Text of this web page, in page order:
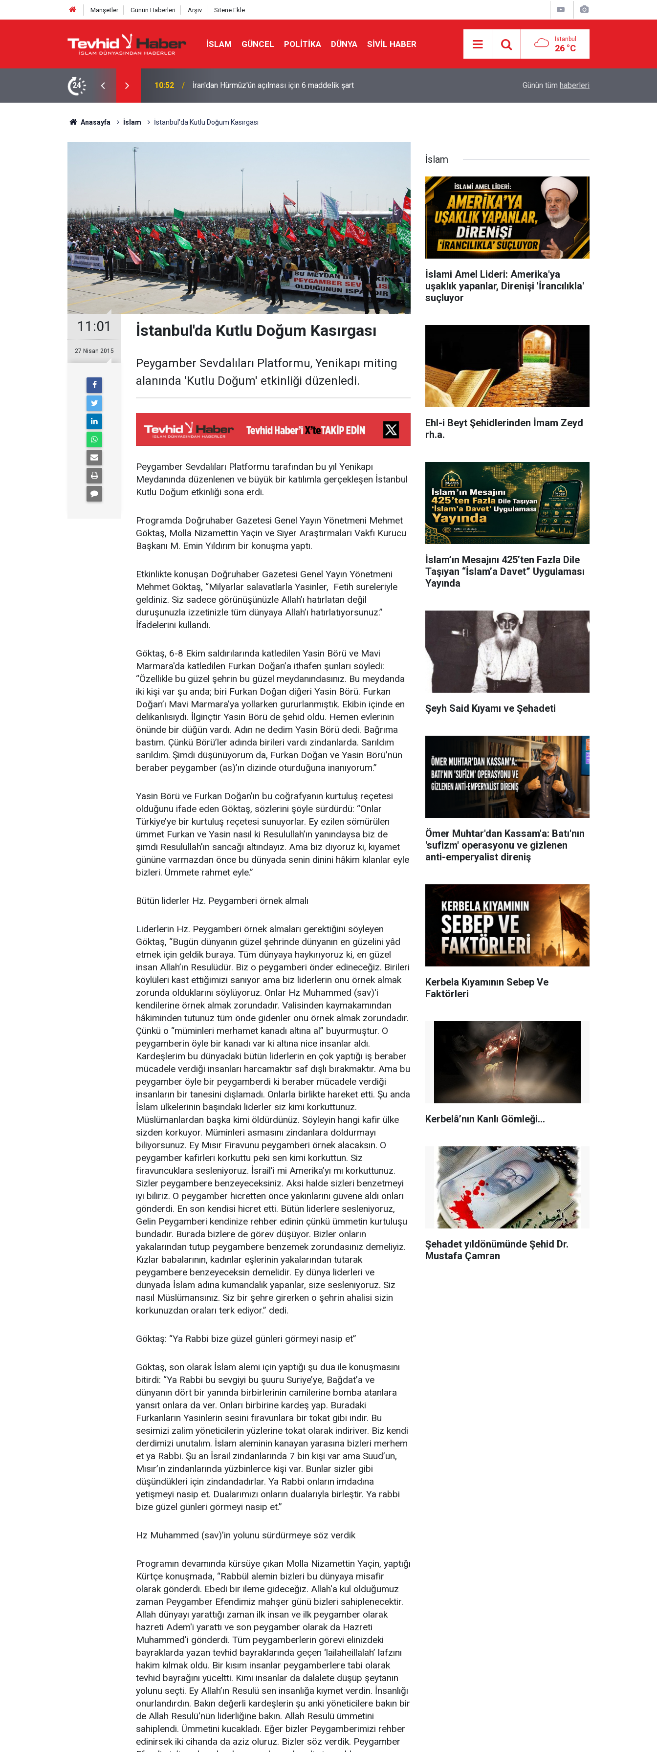
Manşetler Günün Haberleri Arşiv Sitene Ekle
İSLAM GÜNCEL POLITIKA DÜNYA SIVIL HABER İstanbul
26 °C
24 10:40 BATI ŞERİA’DA EŞ ZAMANLI BASKINLAR: EVLER VE ARAÇLAR HEDEFTE YEMEN GÜÇLERİ CİZAN’DAKİ ARAMCO
Günün tüm haberleri
Anasayfa İslam İstanbul'da Kutlu Doğum Kasırgası
11:01
27 Nisan 2015
İstanbul'da Kutlu Doğum Kasırgası
Peygamber Sevdalıları Platformu, Yenikapı miting
alanında 'Kutlu Doğum' etkinliği düzenledi.
Peygamber Sevdalıları Platformu tarafından bu yıl Yenikapı
Meydanında düzenlenen ve büyük bir katılımla gerçekleşen İstanbul
Kutlu Doğum etkinliği sona erdi.
Programda Doğruhaber Gazetesi Genel Yayın Yönetmeni Mehmet
Göktaş, Molla Nizamettin Yaçin ve Siyer Araştırmaları Vakfı Kurucu
Başkanı M. Emin Yıldırım bir konuşma yaptı.
Etkinlikte konuşan Doğruhaber Gazetesi Genel Yayın Yönetmeni
Mehmet Göktaş, “Milyarlar salavatlarla Yasinler, Fetih sureleriyle
geldiniz. Siz sadece görünüşünüzle Allah’ı hatırlatan değil
duruşunuzla izzetinizle tüm dünyaya Allah’ı hatırlatıyorsunuz.”
İfadelerini kullandı.
Göktaş, 6-8 Ekim saldırılarında katledilen Yasin Börü ve Mavi
Marmara'da katledilen Furkan Doğan’a ithafen şunları söyledi:
“Özellikle bu güzel şehrin bu güzel meydanındasınız. Bu meydanda
iki kişi var şu anda; biri Furkan Doğan diğeri Yasin Börü. Furkan
Doğan’ı Mavi Marmara’ya yollarken gururlanmıştık. Ekibin içinde en
delikanlısıydı. İlginçtir Yasin Börü de şehid oldu. Hemen evlerinin
önünde bir düğün vardı. Adın ne dedim Yasin Börü dedi. Bağrıma
bastım. Çünkü Börü’ler adında birileri vardı zindanlarda. Sarıldım
sarıldım. Şimdi düşünüyorum da, Furkan Doğan ve Yasin Börü’nün
beraber peygamber (as)’ın dizinde oturduğuna inanıyorum.”
Yasin Börü ve Furkan Doğan’ın bu coğrafyanın kurtuluş reçetesi
olduğunu ifade eden Göktaş, sözlerini şöyle sürdürdü: “Onlar
Türkiye’ye bir kurtuluş reçetesi sunuyorlar. Ey ezilen sömürülen
ümmet Furkan ve Yasin nasıl ki Resulullah’ın yanındaysa biz de
şimdi Resulullah’ın sancağı altındayız. Ama biz diyoruz ki, kıyamet
gününe varmazdan önce bu dünyada senin dinini hâkim kılanlar eyle
bizleri. Ümmete rahmet eyle.”
Bütün liderler Hz. Peygamberi örnek almalı
Liderlerin Hz. Peygamberi örnek almaları gerektiğini söyleyen
Göktaş, “Bugün dünyanın güzel şehrinde dünyanın en güzelini yâd
etmek için geldik buraya. Tüm dünyaya haykırıyoruz ki, en güzel
insan Allah’ın Resulüdür. Biz o peygamberi önder edineceğiz. Birileri
köylüleri kast ettiğimizi sanıyor ama biz liderlerin onu örnek almak
zorunda olduklarını söylüyoruz. Onlar Hz Muhammed (sav)'i
kendilerine örnek almak zorundadır. Valisinden kaymakamından
hâkiminden tutunuz tüm önde gidenler onu örnek almak zorundadır.
Çünkü o “müminleri merhamet kanadı altına al” buyurmuştur. O
peygamberin öyle bir kanadı var ki altına nice insanlar aldı.
Kardeşlerim bu dünyadaki bütün liderlerin en çok yaptığı iş beraber
mücadele verdiği insanları harcamaktır saf dışlı bırakmaktır. Ama bu
peygamber öyle bir peygamberdi ki beraber mücadele verdiği
insanların bir tanesini dışlamadı. Onlarla birlikte hareket etti. Şu anda
İslam ülkelerinin başındaki liderler siz kimi korkuttunuz.
Müslümanlardan başka kimi öldürdünüz. Söyleyin hangi kafir ülke
sizden korkuyor. Müminleri asmasını zindanlara doldurmayı
biliyorsunuz. Ey Mısır Firavunu peygamberi örnek alacaksın. O
peygamber kafirleri korkuttu peki sen kimi korkuttun. Siz
firavuncuklara sesleniyoruz. İsrail'i mi Amerika’yı mı korkuttunuz.
Sizler peygambere benzeyeceksiniz. Aksi halde sizleri benzetmeyi
iyi biliriz. O peygamber hicretten önce yakınlarını güvene aldı onları
gönderdi. En son kendisi hicret etti. Bütün liderlere sesleniyoruz,
Gelin Peygamberi kendinize rehber edinin çünkü ümmetin kurtuluşu
bundadır. Burada bizlere de görev düşüyor. Bizler onların
yakalarından tutup peygambere benzemek zorundasınız demeliyiz.
Kızlar babalarının, kadınlar eşlerinin yakalarından tutarak
peygambere benzeyeceksin demelidir. Ey dünya liderleri ve
dünyada İslam adına kumandalık yapanlar, size sesleniyoruz. Siz
nasıl Müslümansınız. Siz bir şehre girerken o şehrin ahalisi sizin
korkunuzdan oraları terk ediyor.” dedi.
Göktaş: “Ya Rabbi bize güzel günleri görmeyi nasip et”
Göktaş, son olarak İslam alemi için yaptığı şu dua ile konuşmasını
bitirdi: “Ya Rabbi bu sevgiyi bu şuuru Suriye’ye, Bağdat’a ve
dünyanın dört bir yanında birbirlerinin camilerine bomba atanlara
yansıt onlara da ver. Onları birbirine kardeş yap. Buradaki
Furkanların Yasinlerin sesini firavunlara bir tokat gibi indir. Bu
sesimizi zalim yöneticilerin yüzlerine tokat olarak indiriver. Biz kendi
derdimizi unutalım. İslam aleminin kanayan yarasına bizleri merhem
et ya Rabbi. Şu an İsrail zindanlarında 7 bin kişi var ama Suud’un,
Mısır’ın zindanlarında yüzbinlerce kişi var. Bunlar sizler gibi
düşündükleri için zindandadırlar. Ya Rabbi onların imdadına
yetişmeyi nasip et. Dualarımızı onların dualarıyla birleştir. Ya rabbi
bize güzel günleri görmeyi nasip et.”
Hz Muhammed (sav)’in yolunu sürdürmeye söz verdik
Programın devamında kürsüye çıkan Molla Nizamettin Yaçin, yaptığı
Kürtçe konuşmada, “Rabbül alemin bizleri bu dünyaya misafir
olarak gönderdi. Ebedi bir ileme gideceğiz. Allah'a kul olduğumuz
zaman Peygamber Efendimiz mahşer günü bizleri sahiplenecektir.
Allah dünyayı yarattığı zaman ilk insan ve ilk peygamber olarak
hazreti Adem'i yarattı ve son peygamber olarak da Hazreti
Muhammed'i gönderdi. Tüm peygamberlerin görevi elinizdeki
bayraklarda yazan tevhid bayraklarında geçen ‘lailaheillalah’ lafzını
hakim kılmak oldu. Bir kısım insanlar peygamberlere tabi olarak
tevhid bayrağını yüceltti. Kimi insanlar da dalalete düşüp şeytanın
yolunu seçti. Ey Allah’ın Resulü sen insanlığa kıymet verdin. İnsanlığı
onurlandırdın. Bakın değerli kardeşlerin şu anki yöneticilere bakın bir
de Allah Resulü'nün liderliğine bakın. Allah Resulü ümmetini
sahiplendi. Ümmetini kucakladı. Eğer bizler Peygamberimizi rehber
edinirsek iki cihanda da aziz oluruz. Bizler söz verdik. Peygamber
İslam
İslami Amel Lideri: Amerika'ya
uşaklık yapanlar, Direnişi 'İrancılıkla'
suçluyor
Ehl-i Beyt Şehidlerinden İmam Zeyd
rh.a.
İslam’ın Mesajını 425’ten Fazla Dile
Taşıyan “İslam’a Davet” Uygulaması
Yayında
Şeyh Said Kıyamı ve Şehadeti
Ömer Muhtar'dan Kassam'a: Batı'nın
'sufizm' operasyonu ve gizlenen
anti-emperyalist direniş
Kerbela Kıyamının Sebep Ve
Faktörleri
Kerbelâ’nın Kanlı Gömleği…
Şehadet yıldönümünde Şehid Dr.
Mustafa Çamran